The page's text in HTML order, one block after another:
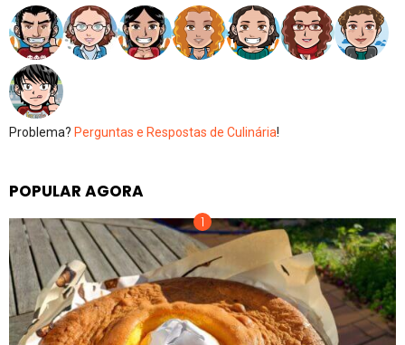
Problema? Perguntas e Respostas de Culinária!
POPULAR AGORA